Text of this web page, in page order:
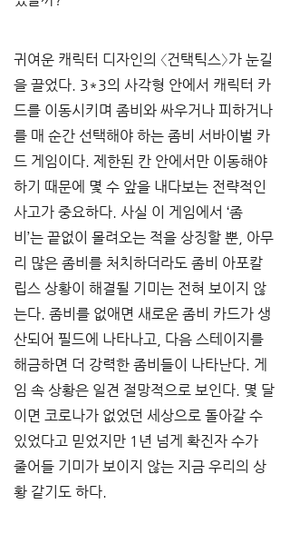
귀여운 캐릭터 디자인의 〈건택틱스〉가 눈길
을 끌었다. 3*3의 사각형 안에서 캐릭터 카
드를 이동시키며 좀비와 싸우거나 피하거나
를 매 순간 선택해야 하는 좀비 서바이벌 카
드 게임이다. 제한된 칸 안에서만 이동해야
하기 때문에 몇 수 앞을 내다보는 전략적인
사고가 중요하다. 사실 이 게임에서 ‘좀
비’는 끝없이 몰려오는 적을 상징할 뿐, 아무
리 많은 좀비를 처치하더라도 좀비 아포칼
립스 상황이 해결될 기미는 전혀 보이지 않
는다. 좀비를 없애면 새로운 좀비 카드가 생
산되어 필드에 나타나고, 다음 스테이지를
해금하면 더 강력한 좀비들이 나타난다. 게
임 속 상황은 일견 절망적으로 보인다. 몇 달
이면 코로나가 없었던 세상으로 돌아갈 수
있었다고 믿었지만 1년 넘게 확진자 수가
줄어들 기미가 보이지 않는 지금 우리의 상
황 같기도 하다.